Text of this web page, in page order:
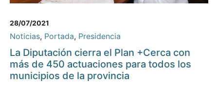
28/07/2021
Noticias, Portada, Presidencia
La Diputación cierra el Plan +Cerca con
más de 450 actuaciones para todos los
municipios de la provincia